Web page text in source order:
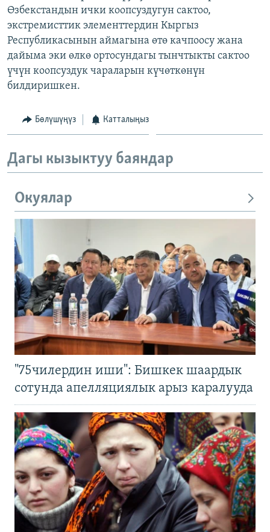
Өзбекстандын ички коопсуздугун сактоо,
экстремисттик элементтердин Кыргыз
Республикасынын аймагына өтө качпоосу жана
дайыма эки өлкө ортосундагы тынчтыкты сактоо
үчүн коопсуздук чараларын күчөткөнүн
билдиришкен.
Бөлүшүңүз Катталыңыз
Дагы кызыктуу баяндар
Окуялар
"75чилердин иши": Бишкек шаардык
сотунда апелляциялык арыз каралууда